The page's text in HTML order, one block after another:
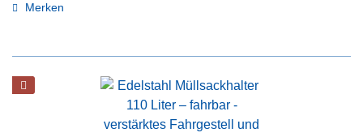
Merken